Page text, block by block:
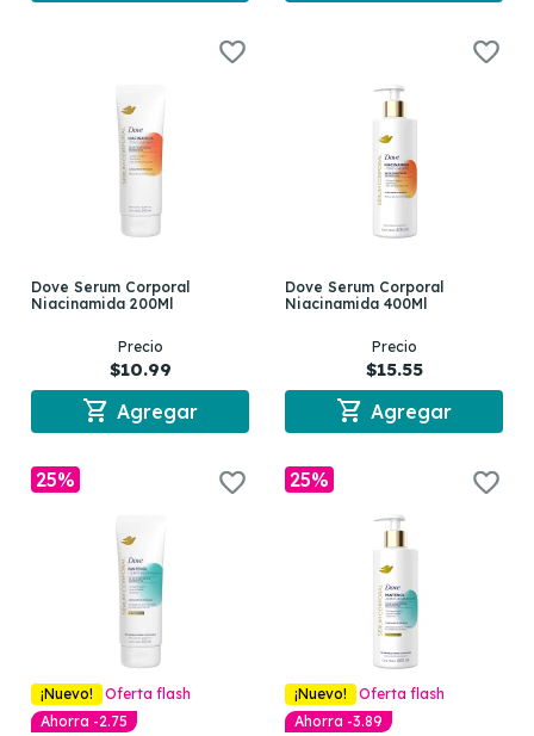
Dove Serum Corporal
Niacinamida 200Ml
Precio
$10.99
shopping_cart Agregar
Dove Serum Corporal
Niacinamida 400Ml
Precio
$15.55
shopping_cart Agregar
25%
¡Nuevo!
Oferta flash
Ahorra -2.75
25%
¡Nuevo!
Oferta flash
Ahorra -3.89